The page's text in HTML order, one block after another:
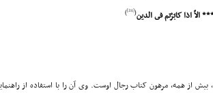
الاّ اذا کابَرْتم فى الدین(
[24]
)
بیش از همه، مرهون کتاب رجال اوست. وى آن را با استفاده از